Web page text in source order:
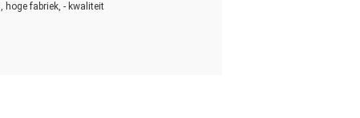
hoge fabriek, - kwaliteit